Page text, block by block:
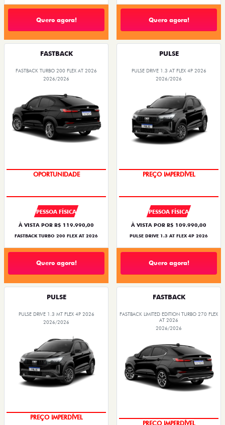
Quero agora! Quero agora!
FASTBACK
FASTBACK TURBO 200 FLEX AT 2026
2026/2026
OPORTUNIDADE
PESSOA FÍSICA
À VISTA POR R$ 119.990,00
FASTBACK TURBO 200 FLEX AT 2026
Quero agora!
PULSE
PULSE DRIVE 1.3 AT FLEX 4P 2026
2026/2026
BARATO DO BRASIL
PESSOA FÍSICA
À VISTA POR R$ 109.990,00
PULSE DRIVE 1.3 AT FLEX 4P 2026
Quero agora!
PULSE
PULSE DRIVE 1.3 MT FLEX 4P 2026
2026/2026
FASTBACK
FASTBACK LIMITED EDITION TURBO 270 FLEX
AT 2026
2026/2026